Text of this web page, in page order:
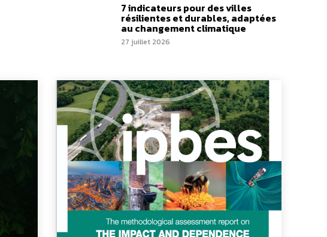
7 indicateurs pour des villes
résilientes et durables, adaptées
au changement climatique
27 juillet 2026